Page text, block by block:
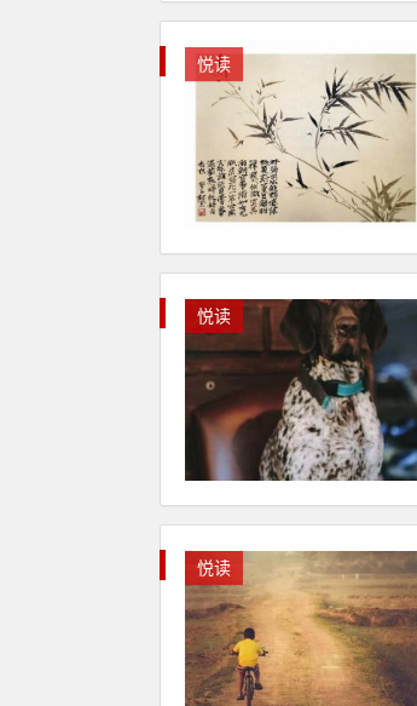
悦读
悦读
悦读